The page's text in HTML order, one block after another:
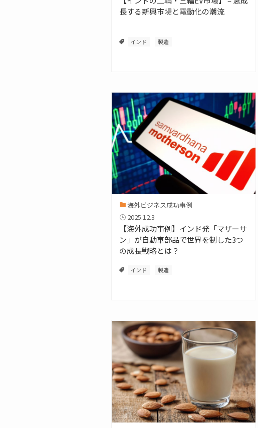
長する新興市場と電動化の潮流
インド 製造
【海外成功事例】インド発「マザーサ
ン」が自動車部品で世界を制した3つ
の成長戦略とは？
インド 製造
2025.12.3
海外ビジネス成功事例